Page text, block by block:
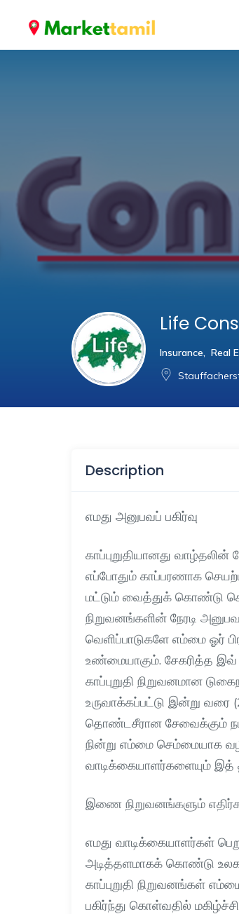
Life
Insurance, Real
Description
எமது அனுபவப் பகிர்வு
காப்புறுதியானது
எப்போதும் காப்பரணாக
மட்டும் வைத்துக் கொண்டு
நிறுவனங்களின் நேரடி
வெளிப்பாடுகளே எம்மை ஓர்
உண்மையாகும். சேகரித்த
காப்புறுதி நிறுவனமான
உருவாக்கப்பட்டு இன்று வரை
தொண்டசீரான சேவைக்கும்
நின்று எம்மை செம்மையாக
வாடிக்கையாளர்களையும் இத்
இணை நிறுவனங்களும்
எமது வாடிக்கையாளர்கள்
அடித்தளமாகக் கொண்டு
காப்புறுதி நிறுவனங்கள்
பகிர்ந்து கொள்வதில்